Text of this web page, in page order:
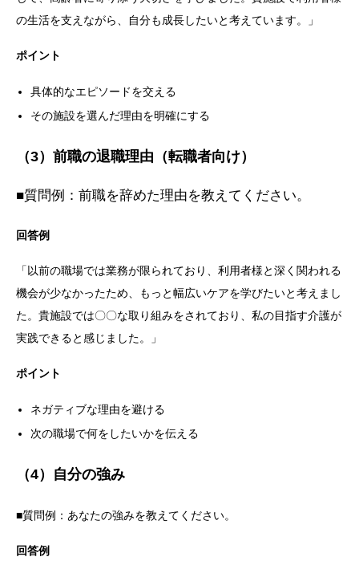
の生活を支えながら、自分も成長したいと考えています。」
ポイント
具体的なエピソードを交える
その施設を選んだ理由を明確にする
（3）前職の退職理由（転職者向け）
■質問例：前職を辞めた理由を教えてください。
回答例
「以前の職場では業務が限られており、利用者様と深く関われる
機会が少なかったため、もっと幅広いケアを学びたいと考えまし
た。貴施設では〇〇な取り組みをされており、私の目指す介護が
実践できると感じました。」
ポイント
ネガティブな理由を避ける
次の職場で何をしたいかを伝える
（4）自分の強み
■質問例：あなたの強みを教えてください。
回答例